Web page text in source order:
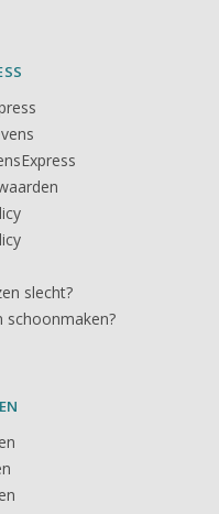
slecht?
schoonmaken?